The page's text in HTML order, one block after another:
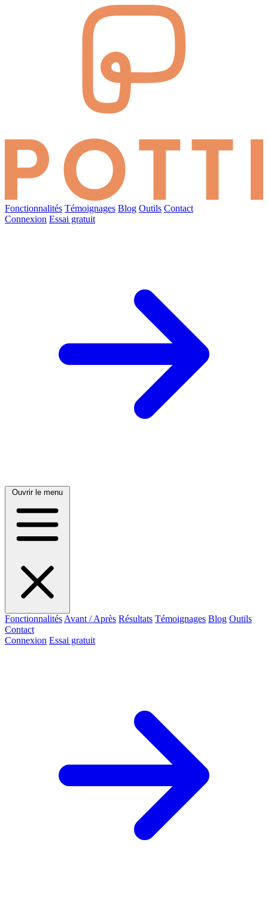
Fonctionnalités Témoignages Blog Outils Contact
Connexion Essai gratuit
Ouvrir le menu
Fonctionnalités Avant / Après Résultats Témoignages Blog Outils
Contact
Connexion Essai gratuit